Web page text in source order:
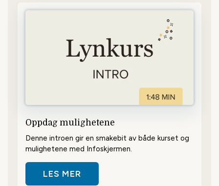
Oppdag mulighetene
Denne introen gir en smakebit av både kurset og
mulighetene med Infoskjermen.
LES MER
OM OPPDAG MULIGHETENE